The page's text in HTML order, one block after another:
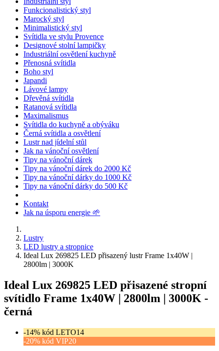
Funkcionalistický styl
Marocký styl
Minimalistický styl
Svítidla ve stylu Provence
Designové stolní lampičky
Industriální osvětlení kuchyně
Přenosná svítidla
Boho styl
Japandi
Lávové lampy
Dřevěná svítidla
Ratanová svítidla
Maximalismus
Svítidla do kuchyně a obýváku
Černá svítidla a osvětlení
Lustr nad jídelní stůl
Jak na vánoční osvětlení
Tipy na vánoční dárek
Tipy na vánoční dárek do 2000 Kč
Tipy na vánoční dárky do 1000 Kč
Tipy na vánoční dárky do 500 Kč
Kontakt
Jak na úsporu energie 🌱
Lustry
LED lustry a stropnice
Ideal Lux 269825 LED přisazený lustr Frame 1x40W |
2800lm | 3000K
Ideal Lux 269825 LED přisazené stropní
svítidlo Frame 1x40W | 2800lm | 3000K -
černá
-14% kód LETO14
-20% kód VIP20